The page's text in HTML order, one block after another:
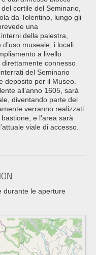
cortile del Seminario,
da Tolentino, lungo gli
una
della palestra,
museale; i locali
a livello
connesso
del Seminario
deposito per il Museo.
all’anno 1605, sarà
diventando parte del
verranno realizzati
e l'area sarà
viale di accesso.
durante le aperture